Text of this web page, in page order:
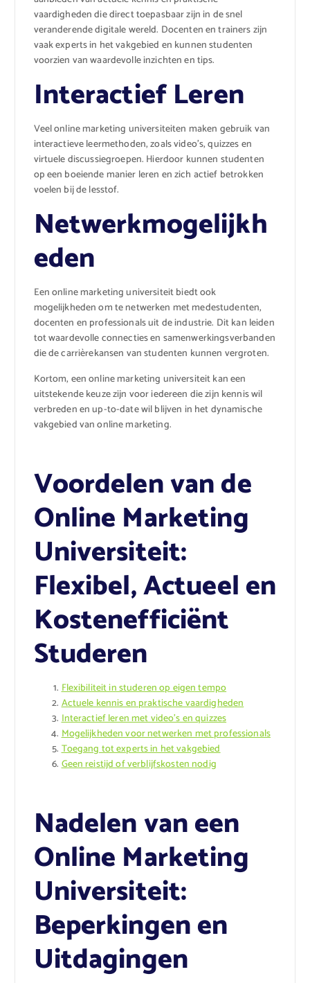
vaardigheden die direct toepasbaar zijn in de snel
veranderende digitale wereld. Docenten en trainers zijn
vaak experts in het vakgebied en kunnen studenten
voorzien van waardevolle inzichten en tips.
Interactief Leren
Veel online marketing universiteiten maken gebruik van
interactieve leermethoden, zoals video’s, quizzes en
virtuele discussiegroepen. Hierdoor kunnen studenten
op een boeiende manier leren en zich actief betrokken
voelen bij de lesstof.
Netwerkmogelijkh
eden
Een online marketing universiteit biedt ook
mogelijkheden om te netwerken met medestudenten,
docenten en professionals uit de industrie. Dit kan leiden
tot waardevolle connecties en samenwerkingsverbanden
die de carrièrekansen van studenten kunnen vergroten.
Kortom, een online marketing universiteit kan een
uitstekende keuze zijn voor iedereen die zijn kennis wil
verbreden en up-to-date wil blijven in het dynamische
vakgebied van online marketing.
Voordelen van de
Online Marketing
Universiteit:
Flexibel, Actueel en
Kostenefficiënt
Studeren
Flexibiliteit in studeren op eigen tempo
Actuele kennis en praktische vaardigheden
Interactief leren met video’s en quizzes
Mogelijkheden voor netwerken met professionals
Toegang tot experts in het vakgebied
Geen reistijd of verblijfskosten nodig
Nadelen van een
Online Marketing
Universiteit:
Beperkingen en
Uitdagingen